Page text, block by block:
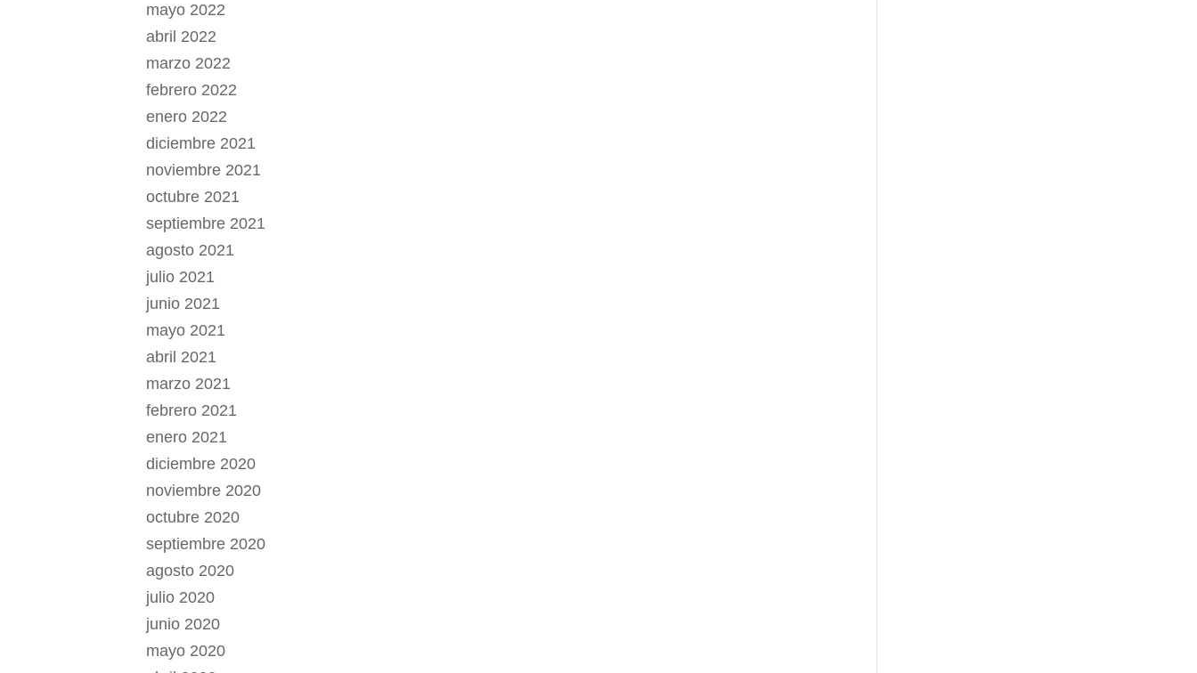
mayo 2022
abril 2022
marzo 2022
febrero 2022
enero 2022
diciembre 2021
noviembre 2021
octubre 2021
septiembre 2021
agosto 2021
julio 2021
junio 2021
mayo 2021
abril 2021
marzo 2021
febrero 2021
enero 2021
diciembre 2020
noviembre 2020
octubre 2020
septiembre 2020
agosto 2020
julio 2020
junio 2020
mayo 2020